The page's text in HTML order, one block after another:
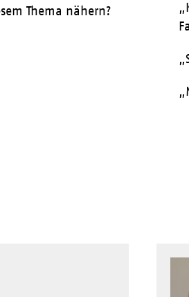
Thema nähern?